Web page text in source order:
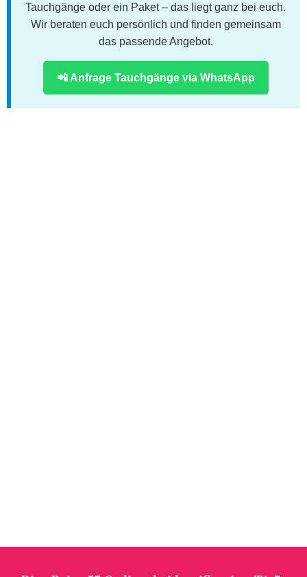
Tauchgänge oder ein Paket – das liegt ganz bei euch.
Wir beraten euch persönlich und finden gemeinsam
das passende Angebot.
📲 Anfrage Tauchgänge via WhatsApp